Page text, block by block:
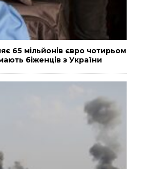
65 мільйонів євро чотирьом
біженців з України